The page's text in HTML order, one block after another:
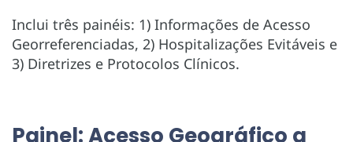
Inclui três painéis: 1) Informações de Acesso
Georreferenciadas, 2) Hospitalizações Evitáveis e
3) Diretrizes e Protocolos Clínicos.
Painel: Acesso Geográfico a